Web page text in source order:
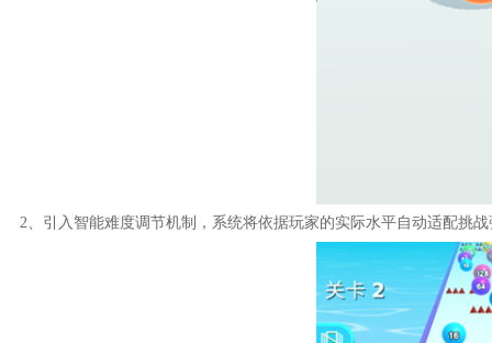
2、引入智能难度调节机制，系统将依据玩家的实际水平自动适配挑